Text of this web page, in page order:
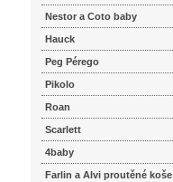
Nestor a Coto baby
Hauck
Peg Pérego
Pikolo
Roan
Scarlett
4baby
Farlin a Alvi proutěné koše